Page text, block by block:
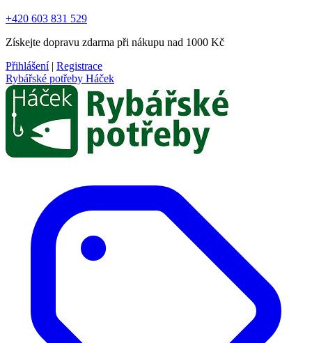
+420 603 831 529
Získejte dopravu zdarma při nákupu nad 1000 Kč
Přihlášení | Registrace
Rybářské potřeby Háček